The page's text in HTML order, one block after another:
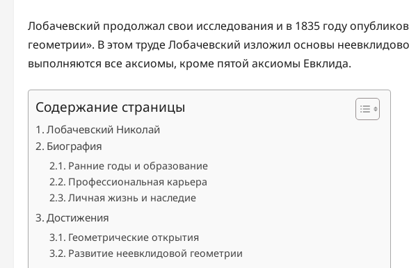
Лобачевский продолжал свои исследования и в 1835 году
геометрии». В этом труде Лобачевский изложил основы
выполняются все аксиомы, кроме пятой аксиомы Евклида.
Содержание страницы
Лобачевский Николай
Биография
Ранние годы и образование
Профессиональная карьера
Личная жизнь и наследие
Достижения
Геометрические открытия
Развитие неевклидовой геометрии